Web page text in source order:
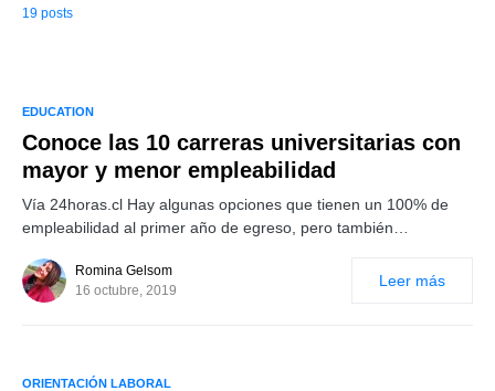
19 posts
EDUCATION
Conoce las 10 carreras universitarias con
mayor y menor empleabilidad
Vía 24horas.cl Hay algunas opciones que tienen un 100% de
empleabilidad al primer año de egreso, pero también…
Romina Gelsom
16 octubre, 2019
Leer más
ORIENTACIÓN LABORAL